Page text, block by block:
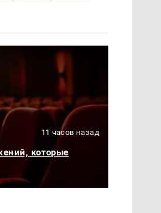
11 часов назад
которые